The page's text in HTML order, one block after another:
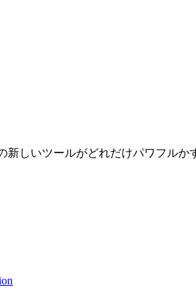
しいツールがどれだけパワフル